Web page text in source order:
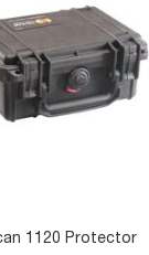
1120 Protector